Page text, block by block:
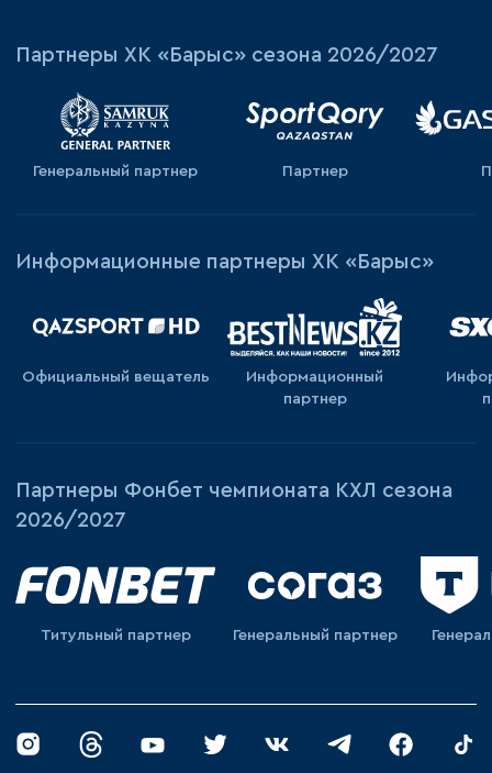
Партнеры ХК «Барыс» сезона 2026/2027
Генеральный партнер Партнер
Информационные партнеры ХК «Барыс»
Официальный вещатель
Информационный
партнер
Партнеры Фонбет чемпионата КХЛ сезона
2026/2027
Титульный партнер Генеральный партнер